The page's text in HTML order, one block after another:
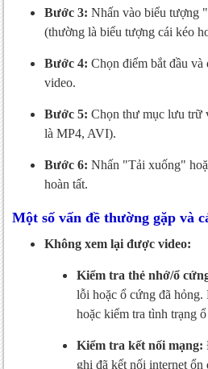
Bước 3: Nhấn vào biểu tượng
(thường là biểu tượng cái kéo
Bước 4: Chọn điểm bắt đầu và
video.
Bước 5: Chọn thư mục lưu trữ
là MP4, AVI).
Bước 6: Nhấn "Tải xuống"
hoàn tất.
Một số vấn đề thường gặp và
Không xem lại được video:
Kiểm tra thẻ nhớ/ổ
lỗi hoặc ổ cứng đã
hoặc kiểm tra tình trạng
Kiểm tra kết nối mạng:
ghi đã kết nối internet ổn